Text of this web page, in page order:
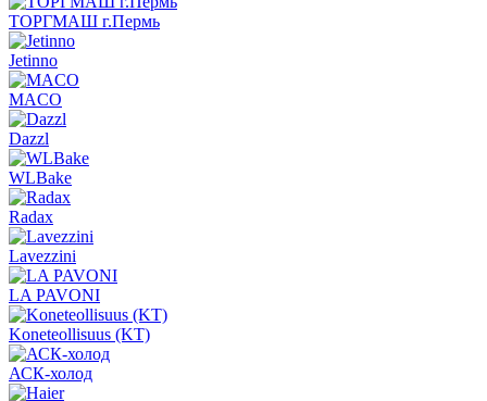
ТОРГМАШ г.Пермь
Jetinno
MACO
Dazzl
WLBake
Radax
Lavezzini
LA PAVONI
Koneteollisuus (KT)
АСК-холод